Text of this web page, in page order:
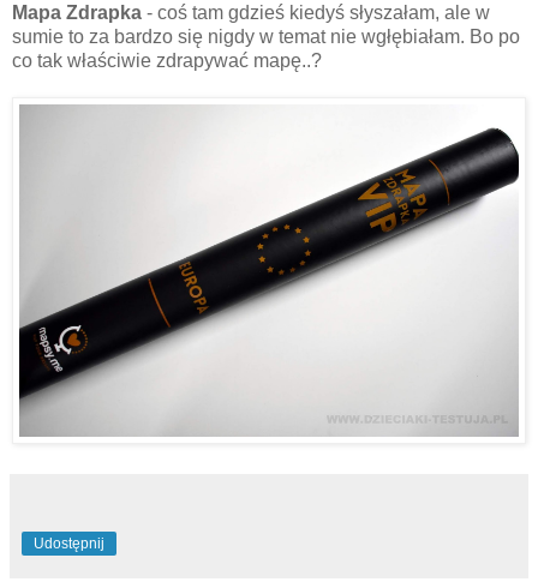
Mapa Zdrapka - coś tam gdzieś kiedyś słyszałam, ale w
sumie to za bardzo się nigdy w temat nie wgłębiałam. Bo po
co tak właściwie zdrapywać mapę..?
Udostępnij